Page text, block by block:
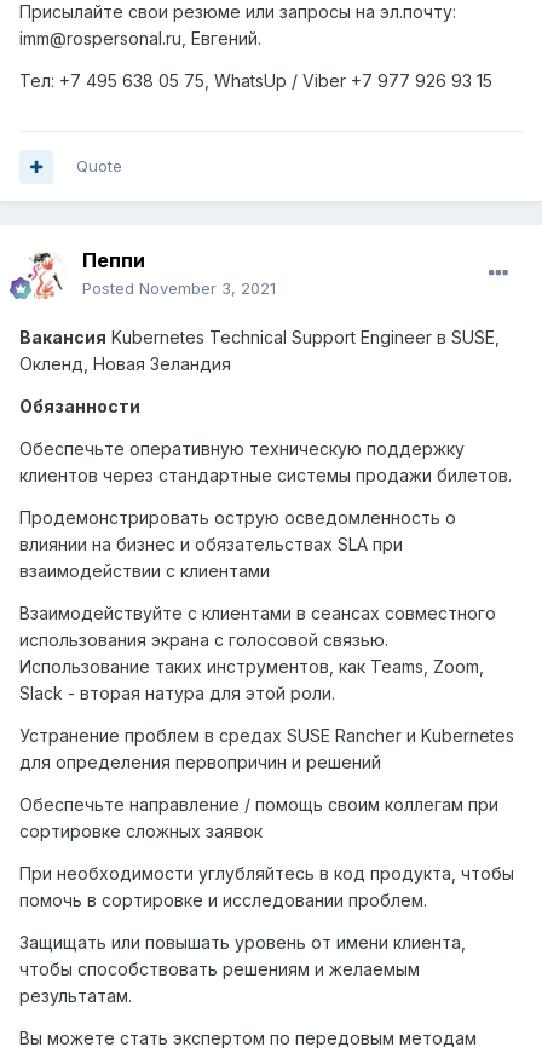
Присылайте свои резюме или запросы на эл.почту:
imm@rospersonal.ru, Евгений.
Тел: +7 495 638 05 75, WhatsUp / Viber +7 977 926 93 15
Quote
Пеппи
Posted November 3, 2021
Вакансия Kubernetes Technical Support Engineer в SUSE,
Окленд Новая Зеландия
Обязанности
Обеспечьте оперативную техническую поддержку
клиентов через стандартные системы продажи билетов.
Продемонстрировать острую осведомленность о
влиянии на бизнес и обязательствах SLA при
взаимодействии с клиентами
Взаимодействуйте с клиентами в сеансах совместного
использования экрана с голосовой связью.
Использование таких инструментов, как Teams, Zoom,
Slack - вторая натура для этой роли.
Устранение проблем в средах SUSE Rancher и Kubernetes
для определения первопричин и решений
Обеспечьте направление / помощь своим коллегам при
сортировке сложных заявок
При необходимости углубляйтесь в код продукта, чтобы
помочь в сортировке и исследовании проблем.
Защищать или повышать уровень от имени клиента,
чтобы способствовать решениям и желаемым
результатам.
Вы можете стать экспертом по передовым методам